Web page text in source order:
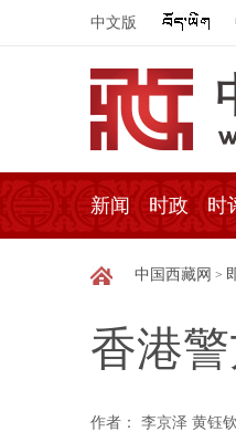
中文版
新闻 时政 时
中国西藏网 >
香港
作者： 李京泽 黄钰钦